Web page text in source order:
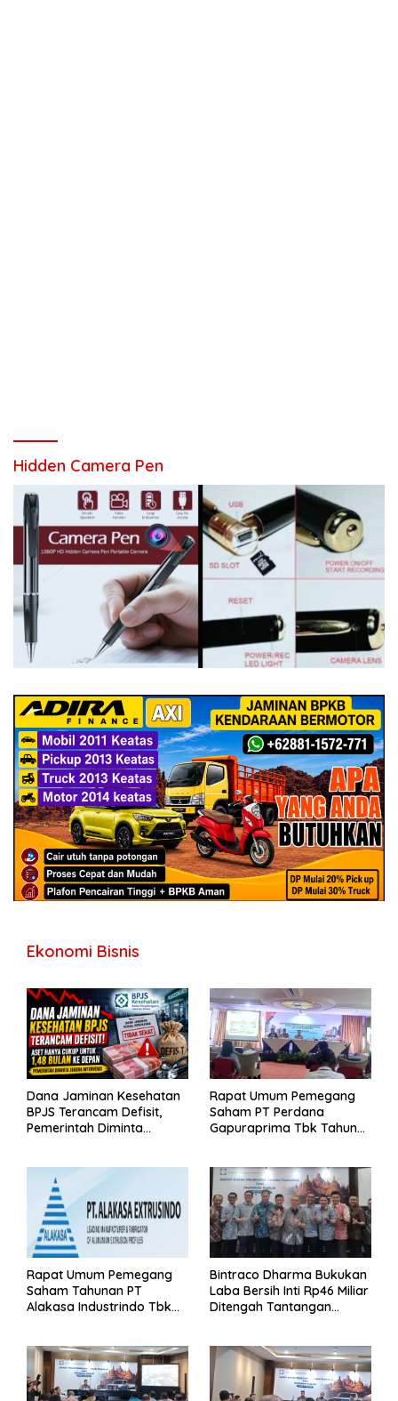
Hidden Camera Pen
Ekonomi Bisnis
Dana Jaminan Kesehatan
BPJS Terancam Defisit,
Pemerintah Diminta
Rapat Umum Pemegang
Saham PT Perdana
Gapuraprima Tbk Tahun
Rapat Umum Pemegang
Saham Tahunan PT
Alakasa Industrindo Tbk
Bintraco Dharma Bukukan
Laba Bersih Inti Rp46 Miliar
Ditengah Tantangan